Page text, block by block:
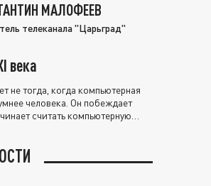
МАЛОФЕЕВ
телеканала "Царьград"
века
не тогда, когда компьютерная
человека. Он побеждает
считать компьютерную